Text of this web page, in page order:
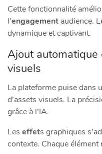
Cette fonctionnalité
l’engagement audience.
dynamique et captivant.
Ajout
visuels
La plateforme puise dans
d’assets visuels. La
grâce à l’IA.
Les effets graphiques
contexte. Chaque